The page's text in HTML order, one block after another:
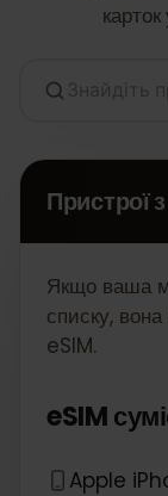
Пристрої
Якщо ваша
списку,
eSIM.
eSIM
Apple